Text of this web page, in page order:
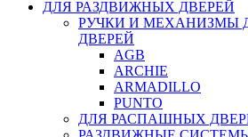
ДЛЯ РАЗДВИЖНЫХ ДВЕРЕЙ
РУЧКИ И МЕХАНИЗМЫ
ДВЕРЕЙ
AGB
ARCHIE
ARMADILLO
PUNTO
ДЛЯ РАСПАШНЫХ